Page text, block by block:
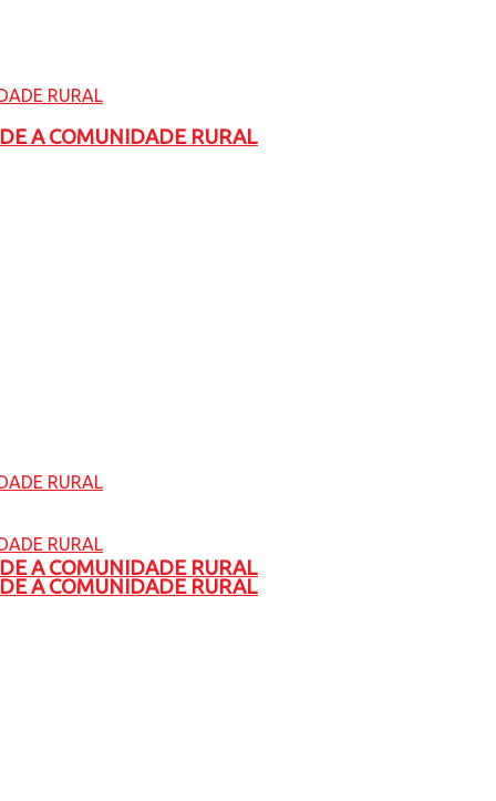
A COMUNIDADE RURAL
A COMUNIDADE RURAL
A COMUNIDADE RURAL